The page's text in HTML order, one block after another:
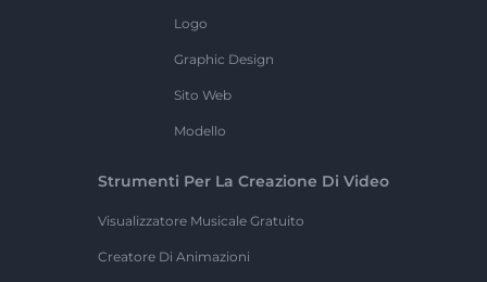
Logo
Graphic Design
Sito Web
Modello
Strumenti Per La Creazione Di Video
Visualizzatore Musicale Gratuito
Creatore Di Animazioni